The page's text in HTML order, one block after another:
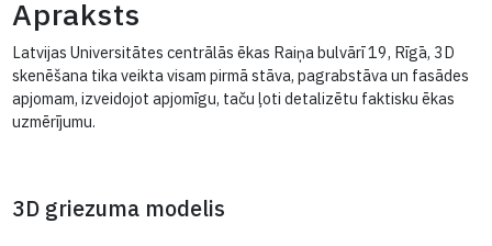
Latvijas Universitātes centrālās ēkas Raiņa bulvārī 19, Rīgā,
skenēšana tika veikta visam pirmā stāva, pagrabstāva un